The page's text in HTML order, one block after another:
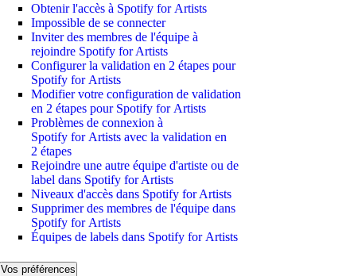
Obtenir l'accès à Spotify for Artists
Impossible de se connecter
Inviter des membres de l'équipe à
rejoindre Spotify for Artists
Configurer la validation en 2 étapes pour
Spotify for Artists
Modifier votre configuration de validation
en 2 étapes pour Spotify for Artists
Problèmes de connexion à
Spotify for Artists avec la validation en
2 étapes
Rejoindre une autre équipe d'artiste ou de
label dans Spotify for Artists
Niveaux d'accès dans Spotify for Artists
Supprimer des membres de l'équipe dans
Spotify for Artists
Équipes de labels dans Spotify for Artists
Vos préférences